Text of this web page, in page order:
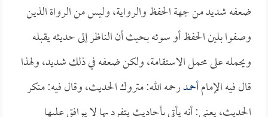
ضعفه شديد من جهة الحفظ والرواية، وليس من الرواة الذين
وصفوا بلين الحفظ أو سوئه بحيث أن الناظر إلى حديثه يقبله
ويحمله على محمل الاستقامة، ولكن ضعفه في ذلك شديد، ولهذا
قال فيه الإمامأحمدرحمه الله: متروك الحديث، وقال فيه: منكر